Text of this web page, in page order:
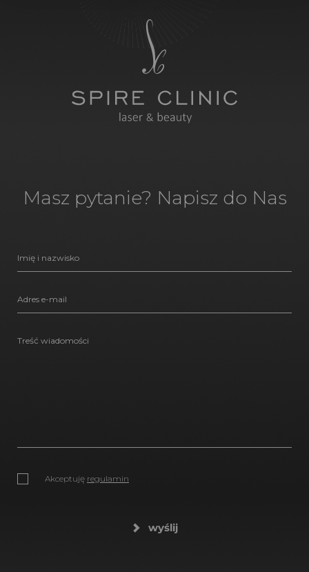
Masz pytanie? Napisz do Nas
Akceptuję regulamin
wyślij